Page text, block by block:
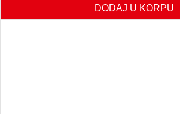
DODAJ U KORPU